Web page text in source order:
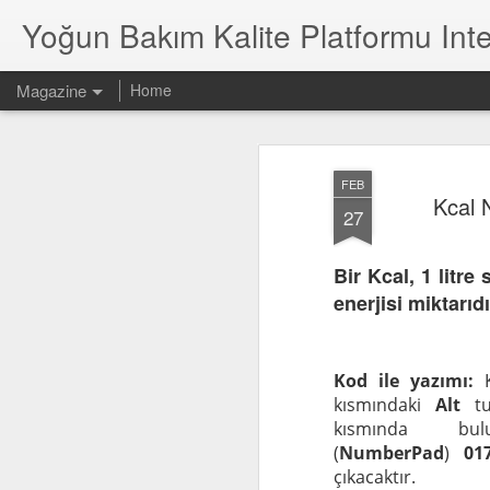
FEB
27 Kcal
Bir Kcal, 1 litre
enerjisi
Kod ile yazımı:
kısmındaki Alt
kısmında
(NumberPad)
çıkacaktır.
Yoğun Bakım Kalite Platformu
Magazine Home